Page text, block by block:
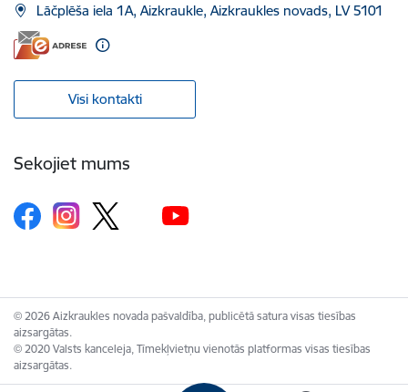
Lāčplēša iela 1A, Aizkraukle, Aizkraukles novads, LV 5101
Visi kontakti
Sekojiet mums
© 2026 Aizkraukles novada pašvaldība, publicētā satura visas tiesības
aizsargātas.
© 2020 Valsts kanceleja, Tīmekļvietņu vienotās platformas visas tiesības
aizsargātas.